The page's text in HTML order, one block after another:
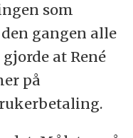
som
gangen alle
at René
på